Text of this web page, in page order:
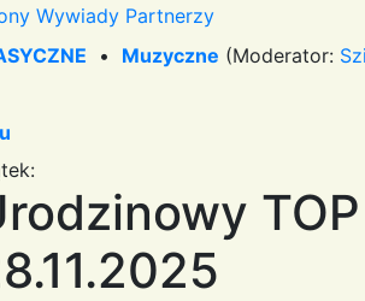
Wywiady Partnerzy
• Muzyczne (Moderator: